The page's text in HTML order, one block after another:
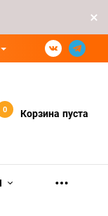
0 Корзина пуста